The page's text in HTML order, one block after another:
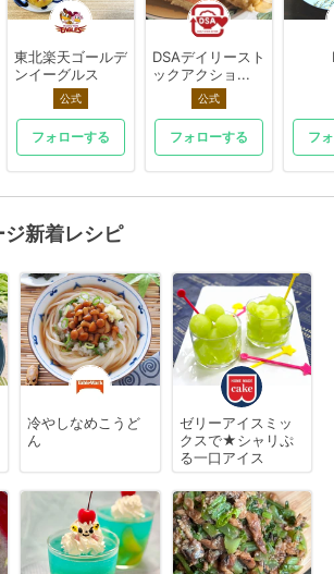
東北楽天ゴールデ
ンイーグルス
公式
フォローする
DSAデイリースト
ックアクショ...
公式
フォローする フ
新着レシピ
冷やしなめこうど
ん
ゼリーアイスミッ
クスで★シャリぷ
る一口アイス